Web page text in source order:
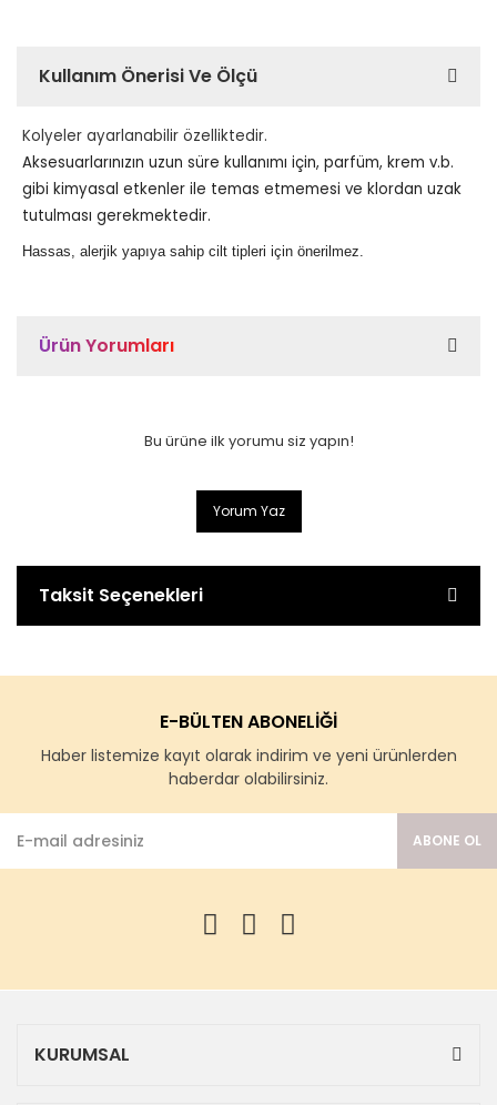
Kullanım Önerisi Ve Ölçü
Kolyeler ayarlanabilir özelliktedir.
Aksesuarlarınızın uzun süre kullanımı için, parfüm, krem v.b.
gibi kimyasal etkenler ile temas etmemesi ve klordan uzak
tutulması gerekmektedir.
Hassas, alerjik yapıya sahip cilt tipleri için önerilmez.
Ürün Yorumları
Bu ürüne ilk yorumu siz yapın!
Yorum Yaz
Taksit Seçenekleri
E-BÜLTEN ABONELİĞİ
Haber listemize kayıt olarak indirim ve yeni ürünlerden
haberdar olabilirsiniz.
ABONE OL
KURUMSAL